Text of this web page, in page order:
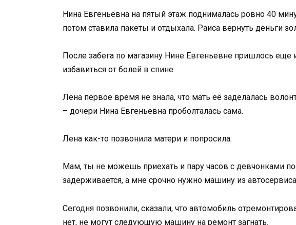
Нина Евгеньевна на пятый этаж поднималась ровно 40
потом ставила пакеты и отдыхала. Раиса вернуть деньги
После забега по магазину Нине Евгеньевне пришлось еще
избавиться от болей в спине.
Лена первое время не знала, что мать её заделалась
– дочери Нина Евгеньевна проболталась сама.
Лена как-то позвонила матери и попросила:
Мам, ты не можешь приехать и пару часов с девчонками
задерживается, а мне срочно нужно машину из автосервиса
Сегодня позвонили, сказали, что автомобиль
нет, не могут следующую машину на ремонт загнать.